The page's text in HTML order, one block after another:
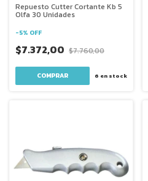
Repuesto Cutter Cortante Kb 5
Olfa 30 Unidades
-5% OFF
$7.372,00 $7.760,00
6 en stock